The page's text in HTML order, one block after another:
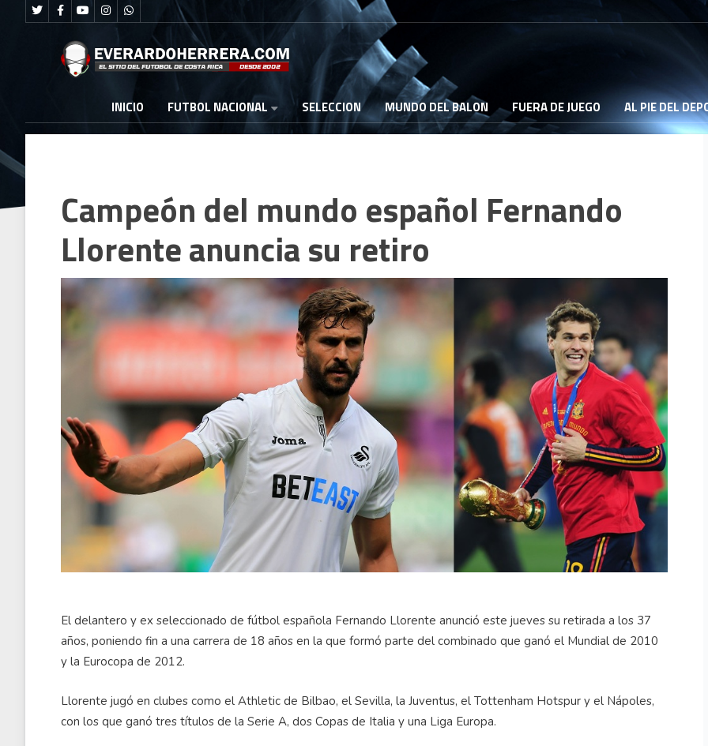
INICIO FUTBOL NACIONAL SELECCION MUNDO DEL BALON FUERA DE JUEGO AL PIE DEL
Campeón del mundo español Fernando
Llorente anuncia su retiro
El delantero y ex seleccionado de fútbol española Fernando Llorente anunció este jueves su retirada a los 37
años, poniendo fin a una carrera de 18 años en la que formó parte del combinado que ganó el Mundial de 2010
y la Eurocopa de 2012.
Llorente jugó en clubes como el Athletic de Bilbao, el Sevilla, la Juventus, el Tottenham Hotspur y el Nápoles,
con los que ganó tres títulos de la Serie A, dos Copas de Italia y una Liga Europa.